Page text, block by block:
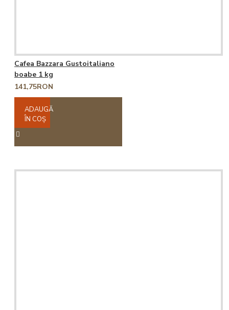
Cafea Bazzara Gustoitaliano
boabe 1 kg
141,75RON
ADAUGĂ
ÎN COŞ